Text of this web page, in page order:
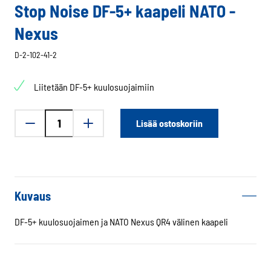
Stop Noise DF-5+ kaapeli NATO -
Nexus
D-2-102-41-2
Liitetään DF-5+ kuulosuojaimiin
kaapeli
-
Nexus
Lisää ostoskoriin
Kuvaus
DF-5+ kuulosuojaimen ja NATO Nexus QR4 välinen kaapeli